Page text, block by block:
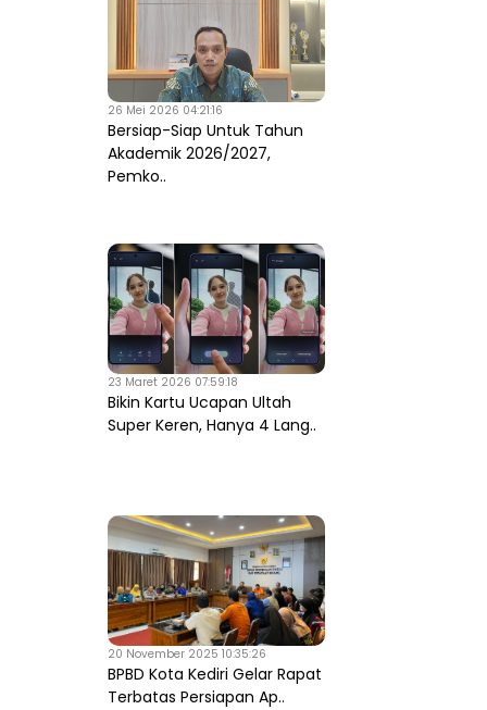
26 Mei 2026 04:21:16
Bersiap-Siap Untuk Tahun
Akademik 2026/2027,
Pemko..
23 Maret 2026 07:59:18
Bikin Kartu Ucapan Ultah
Super Keren, Hanya 4 Lang..
20 November 2025 10:35:26
BPBD Kota Kediri Gelar Rapat
Terbatas Persiapan Ap..